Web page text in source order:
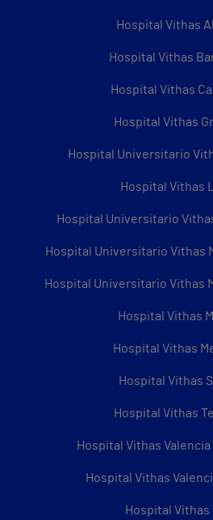
Hospital Vithas
Hospital Vithas
Hospital Vithas
Hospital Vithas
Hospital Universitario
Hospital Vithas
Hospital Universitario
Hospital Universitario Vithas
Hospital Universitario Vithas
Hospital Vithas
Hospital Vithas
Hospital Vithas
Hospital Vithas
Hospital Vithas
Hospital Vithas
Hospital Vithas